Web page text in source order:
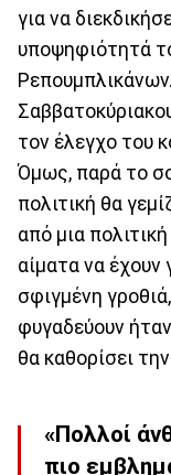
για να
υποψηφιότητά
τον έλεγχο του
Όμως, παρά το
πολιτική θα
από μια
αίματα να έχουν
σφιγμένη
φυγαδεύουν
θα καθορίσει
«Πολλοί
πιο